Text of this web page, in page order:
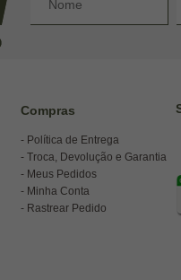
Compras
Política de Entrega
Troca, Devolução e Garantia
Meus Pedidos
Minha Conta
Rastrear Pedido